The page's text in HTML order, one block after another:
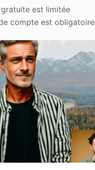
est limitée
compte est obligatoire